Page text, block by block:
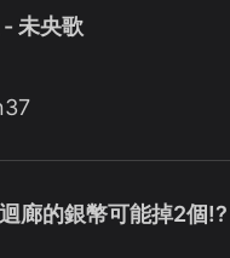
未央歌
廊的銀幣可能掉2個!?